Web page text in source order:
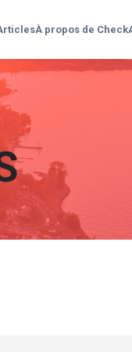
À propos de Check